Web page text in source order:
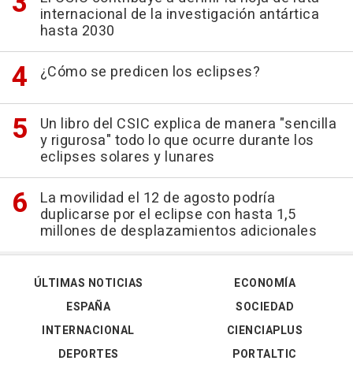
internacional de la investigación antártica
hasta 2030
¿Cómo se predicen los eclipses?
Un libro del CSIC explica de manera "sencilla
y rigurosa" todo lo que ocurre durante los
eclipses solares y lunares
La movilidad el 12 de agosto podría
duplicarse por el eclipse con hasta 1,5
millones de desplazamientos adicionales
ÚLTIMAS NOTICIAS
ESPAÑA
INTERNACIONAL
DEPORTES
ECONOMÍA
SOCIEDAD
CIENCIAPLUS
PORTALTIC